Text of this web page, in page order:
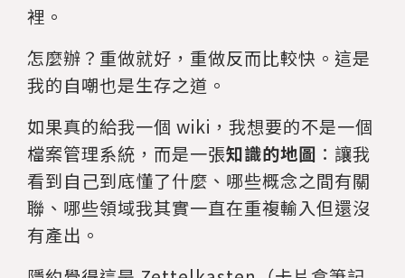
裡。
怎麼辦？重做就好，重做反而比較快。這是
我的自嘲也是生存之道。
如果真的給我一個 wiki，我想要的不是一個
檔案管理系統，而是一張知識的地圖 ：讓我
看到自己到底懂了什麼、哪些概念之間有關
聯、哪些領域我其實一直在重複輸入但還沒
有產出。